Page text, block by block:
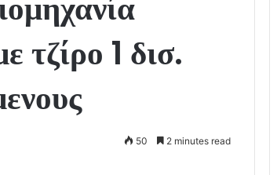
τζίρο 1 δισ.
50 2 minutes read